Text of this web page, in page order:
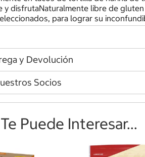
y disfrutaNaturalmente libre de
para lograr su
y Devolución
Socios
Puede Interesar...